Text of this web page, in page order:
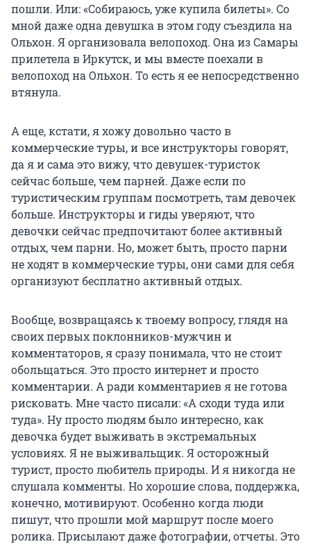
пошли. Или: «Собираюсь, уже купила билеты». Со
мной даже одна девушка в этом году съездила на
Ольхон. Я организовала велопоход. Она из Самары
прилетела в Иркутск, и мы вместе поехали в
велопоход на Ольхон. То есть я ее непосредственно
втянула.
А еще, кстати, я хожу довольно часто в
коммерческие туры, и все инструкторы говорят,
да я и сама это вижу, что девушек-туристок
сейчас больше, чем парней. Даже если по
туристическим группам посмотреть, там девочек
больше. Инструкторы и гиды уверяют, что
девочки сейчас предпочитают более активный
отдых, чем парни. Но, может быть, просто парни
не ходят в коммерческие туры, они сами для себя
организуют бесплатно активный отдых.
Вообще, возвращаясь к твоему вопросу, глядя на
своих первых поклонников-мужчин и
комментаторов, я сразу понимала, что не стоит
обольщаться. Это просто интернет и просто
комментарии. А ради комментариев я не готова
рисковать. Мне часто писали: «А сходи туда или
туда». Ну просто людям было интересно, как
девочка будет выживать в экстремальных
условиях. Я не выживальщик. Я осторожный
турист, просто любитель природы. И я никогда не
слушала комменты. Но хорошие слова, поддержка,
конечно, мотивируют. Особенно когда люди
пишут, что прошли мой маршрут после моего
ролика. Присылают даже фотографии, отчеты. Это